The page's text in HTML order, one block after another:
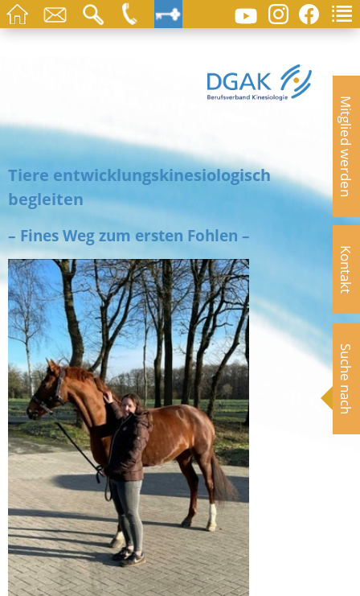
Mitglied werden
Kontakt
Suche nach
Tiere entwicklungskinesiologisch
begleiten
– Fines Weg zum ersten Fohlen –